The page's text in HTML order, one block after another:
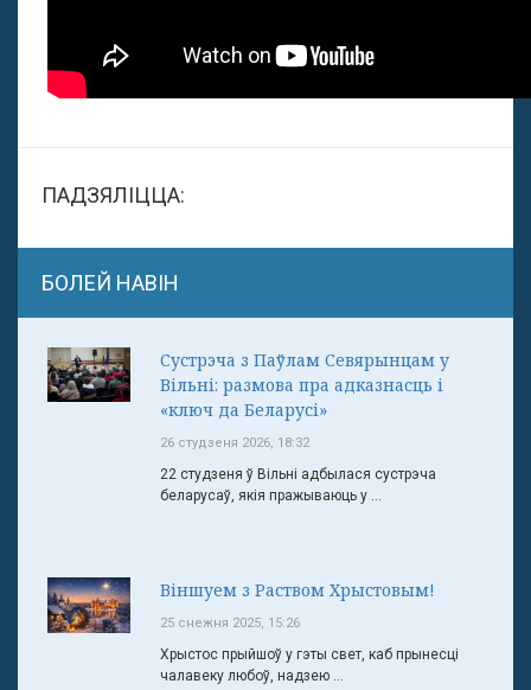
ПАДЗЯЛІЦЦА:
БОЛЕЙ НАВІН
Сустрэча з Паўлам Севярынцам у
Вільні: размова пра адказнасць і
«ключ да Беларусі»
26 студзеня 2026, 18:32
22 студзеня ў Вільні адбылася сустрэча
беларусаў, якія пражываюць у ...
Віншуем з Раством Хрыстовым!
25 снежня 2025, 15:26
Хрыстос прыйшоў у гэты свет, каб прынесці
чалавеку любоў, надзею ...